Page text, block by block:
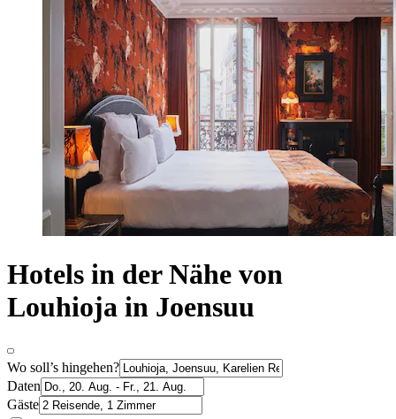
Hotels in der Nähe von
Louhioja in Joensuu
Wo soll’s hingehen?
Daten
Gäste